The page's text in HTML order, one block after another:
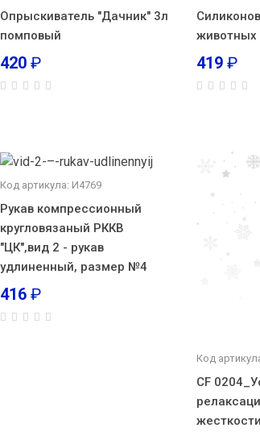
Опрыскиватель "Дачник" 3л
помповый
420 ₽
животных
419 ₽
Код артикула: И4769
Рукав компрессионный
кругловязаный РККВ
"ЦК",вид 2 - рукав
удлиненный, размер №4
416 ₽
Код
CF